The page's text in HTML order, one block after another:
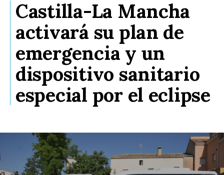
Castilla-La Mancha
activará su plan de
emergencia y un
dispositivo sanitario
especial por el eclipse